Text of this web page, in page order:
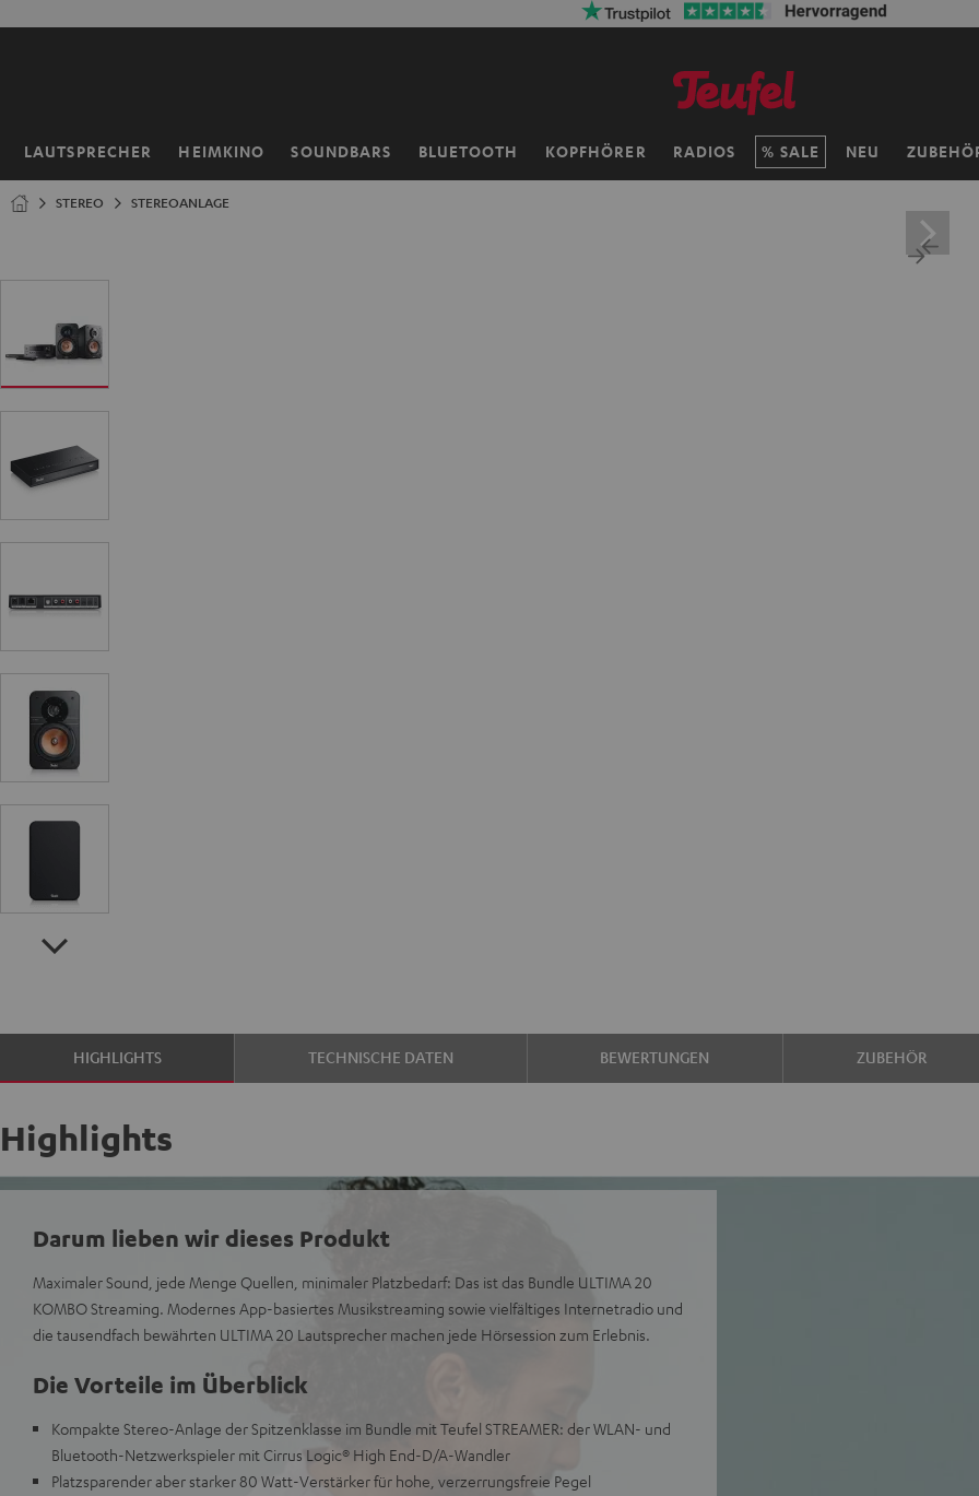
LAUTSPRECHER HEIMKINO SOUNDBARS BLUETOOTH KOPFHÖRER RADIOS SALE NEU
Startseite
STEREO STEREOANLAGE
HIGHLIGHTS TECHNISCHE DATEN BEWERTUNGEN ZUBEHÖR
Highlights
Darum lieben wir dieses Produkt
Maximaler Sound, jede Menge Quellen, minimaler Platzbedarf: Das ist das Bundle ULTIMA 20
KOMBO Streaming. Modernes App-basiertes Musikstreaming sowie vielfältiges Internetradio und
die tausendfach bewährten ULTIMA 20 Lautsprecher machen jede Hörsession zum Erlebnis.
Die Vorteile im Überblick
Kompakte Stereo-Anlage der Spitzenklasse im Bundle mit Teufel STREAMER: der WLAN- und
Bluetooth-Netzwerkspieler mit Cirrus Logic® High End-D/A-Wandler
Platzsparender aber starker 80 Watt-Verstärker für hohe, verzerrungsfreie Pegel